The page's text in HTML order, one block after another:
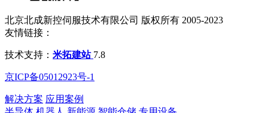
北京北成新控伺服技术有限公司 版权所有 2005-2023
友情链接：
技术支持： 米拓建站 7.8
京ICP备05012923号-1
解决方案 应用案例